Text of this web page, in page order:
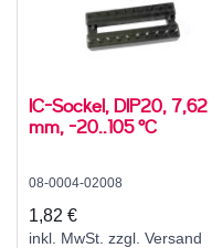
IC-Sockel, DIP20, 7,62
mm, -20..105 °C
08-0004-02008
1,82 €
inkl. MwSt. zzgl. Versand